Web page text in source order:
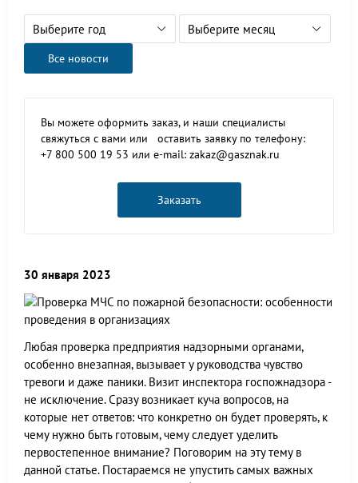
Выберите год Выберите месяц
Все новости
Вы можете оформить заказ, и наши специалисты
свяжуться с вами или оставить заявку по телефону:
+7 800 500 19 53 или e-mail: zakaz@gasznak.ru
Заказать
30 января 2023
Любая проверка предприятия надзорными органами,
особенно внезапная, вызывает у руководства чувство
тревоги и даже паники. Визит инспектора госпожнадзора -
не исключение. Сразу возникает куча вопросов, на
которые нет ответов: что конкретно он будет проверять, к
чему нужно быть готовым, чему следует уделить
первостепенное внимание? Поговорим на эту тему в
данной статье. Постараемся не упустить самых важных